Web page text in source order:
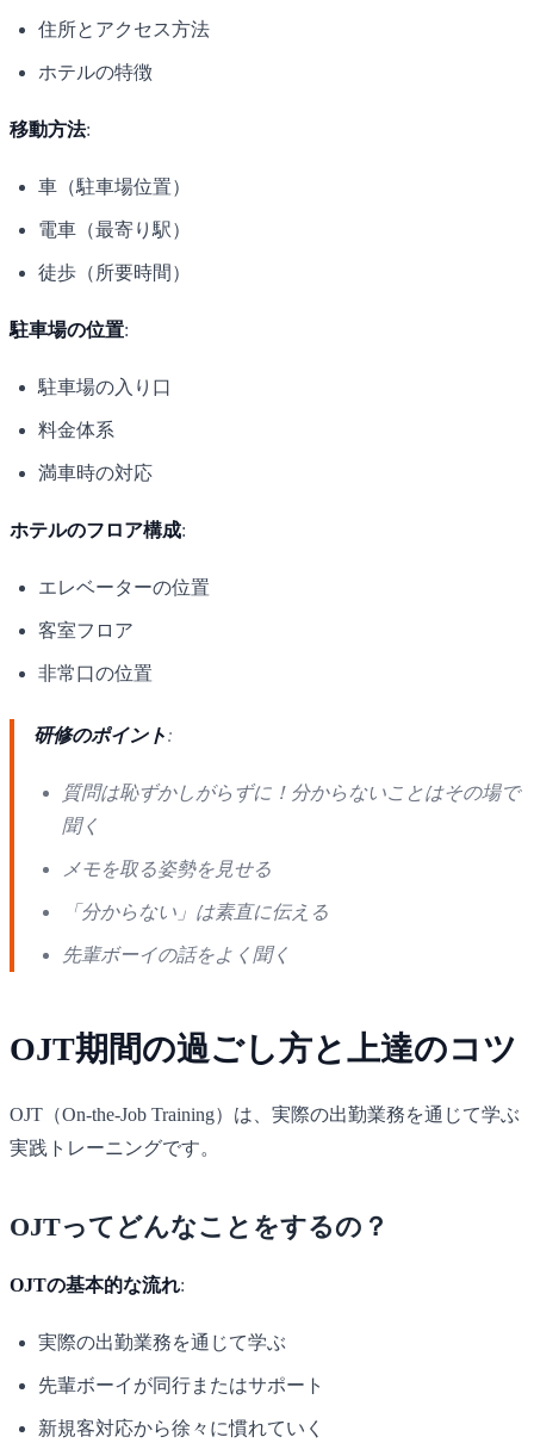
住所とアクセス方法
ホテルの特徴
移動方法:
車（駐車場位置）
電車（最寄り駅）
徒歩（所要時間）
駐車場の位置:
駐車場の入り口
料金体系
満車時の対応
ホテルのフロア構成:
エレベーターの位置
客室フロア
非常口の位置
研修のポイント:
質問は恥ずかしがらずに！分からないことはその場で
聞く
メモを取る姿勢を見せる
「分からない」は素直に伝える
先輩ボーイの話をよく聞く
OJT期間の過ごし方と上達のコツ
OJT（On-the-Job Training）は、実際の出勤業務を通じて学ぶ
実践トレーニングです。
OJTってどんなことをするの？
OJTの基本的な流れ:
実際の出勤業務を通じて学ぶ
先輩ボーイが同行またはサポート
新規客対応から徐々に慣れていく